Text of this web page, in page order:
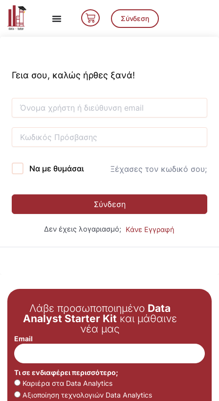
Μετάβαση
περιεχόμενο
Cart Σύνδεση
Γεια σου, καλώς ήρθες ξανά!
Να με θυμάσαι Ξέχασες τον κωδικό σου;
Σύνδεση
Δεν έχεις λογαριασμό; Κάνε Εγγραφή
Λάβε προσωποποιημένο Data
Analyst Starter Kit και μάθαινε
νέα μας
Email
Τι σε ενδιαφέρει περισσότερο;
Καριέρα στα Data Analytics
Αξιοποίηση τεχνολογιών Data Analytics